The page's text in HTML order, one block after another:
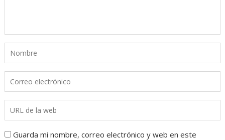
Guarda mi nombre, correo electrónico y web en este